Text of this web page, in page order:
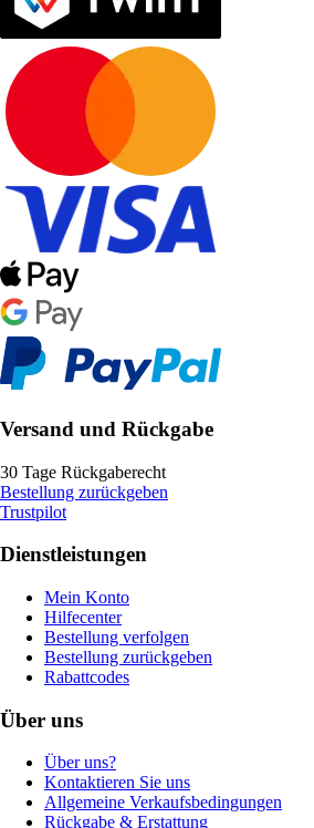
Versand und Rückgabe
30 Tage Rückgaberecht
Bestellung zurückgeben
Trustpilot
Dienstleistungen
Mein Konto
Hilfecenter
Bestellung verfolgen
Bestellung zurückgeben
Rabattcodes
Über uns
Über uns?
Kontaktieren Sie uns
Allgemeine Verkaufsbedingungen
Rückgabe & Erstattung